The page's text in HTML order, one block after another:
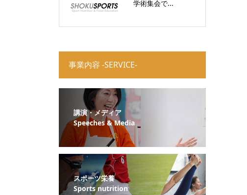
学術集会で...
事業内容 -SERVICE-
講演・メディア
Speeches & Media
スポーツ栄養
Sports nutrition